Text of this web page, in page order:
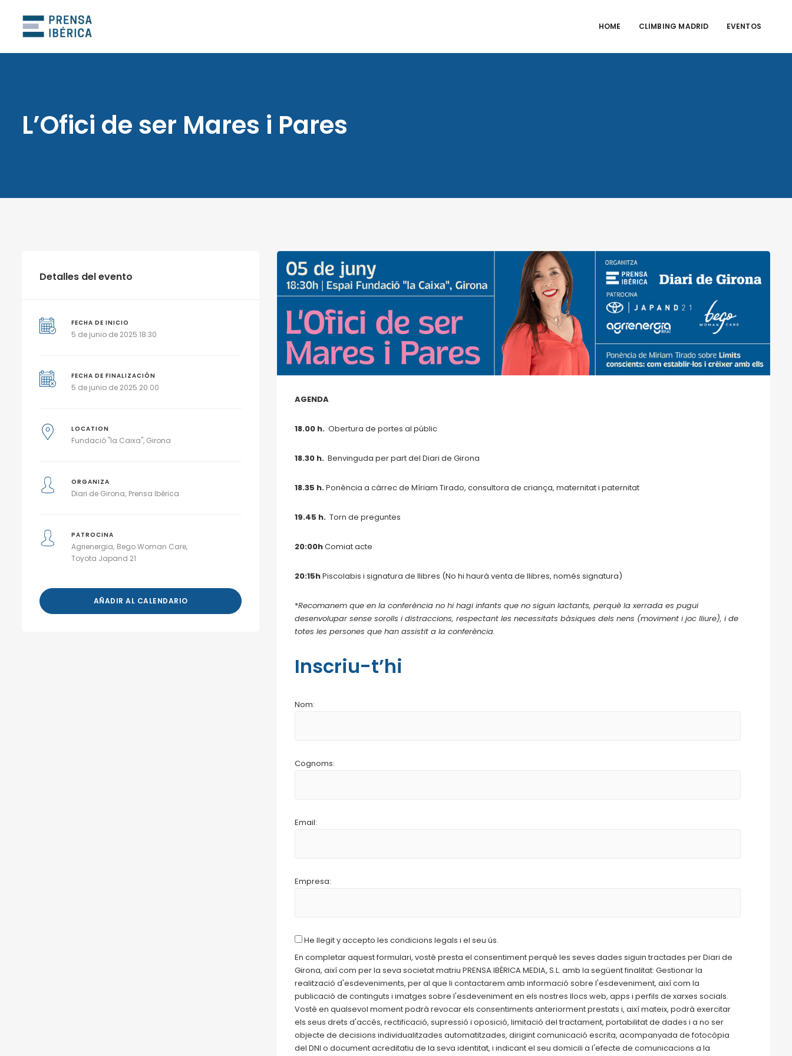
HOME CLIMBING MADRID EVENTOS
L’Ofici de ser Mares i Pares
Detalles del evento
FECHA DE INICIO
5 de junio de 2025 18:30
FECHA DE FINALIZACIÓN
5 de junio de 2025 20:00
LOCATION
Fundació "la Caixa", Girona
ORGANIZA
Diari de Girona Prensa Ibérica
PATROCINA
Agrienergia Bego Woman Care
Toyota Japand 21
AÑADIR AL CALENDARIO
AGENDA
18.00 h. Obertura de portes al públic
18.30 h. Benvinguda per part del Diari de Girona
18.35 h.Ponència a càrrec de Míriam Tirado, consultora de criança, maternitat i paternitat
19.45 h. Torn de preguntes
20:00hComiat acte
20:15hPiscolabis i signatura de llibres (No hi haurà venta de llibres, només signatura)
*Recomanem que en la conferència no hi hagi infants que no siguin lactants, perquè la xerrada es pugui
desenvolupar sense sorolls i distraccions, respectant les necessitats bàsiques dels nens (moviment i joc lliure), i de
totes les persones que han assistit a la conferència.
Inscriu-t’hi
Nom:
Cognoms:
Email:
Empresa:
He llegit y accepto les condicions legals i el seu ús.
En completar aquest formulari, vostè presta el consentiment perquè les seves dades siguin tractades per Diari de
Girona, així com per la seva societat matriu PRENSA IBÉRICA MEDIA, S.L. amb la següent finalitat: Gestionar la
realització d'esdeveniments, per al que li contactarem amb informació sobre l'esdeveniment, així com la
publicació de continguts i imatges sobre l'esdeveniment en els nostres llocs web, apps i perfils de xarxes socials.
Vostè en qualsevol moment podrà revocar els consentiments anteriorment prestats i, així mateix, podrà exercitar
els seus drets d'accés, rectificació, supressió i oposició, limitació del tractament, portabilitat de dades i a no ser
objecte de decisions individualitzades automatitzades, dirigint comunicació escrita, acompanyada de fotocòpia
del DNI o document acreditatiu de la seva identitat, i indicant el seu domicili a l'efecte de comunicacions a la